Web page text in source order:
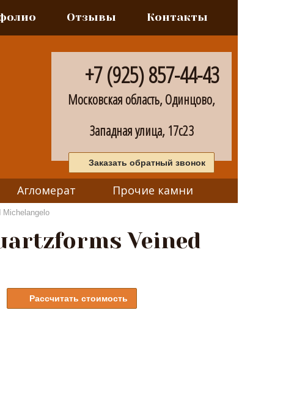
Отзывы Контакты
+7 (925) 857-44-43
Московская область, Одинцово,
Западная улица, 17с23
Заказать обратный звонок
Агломерат Прочие камни
Michelangelo
Veined
Рассчитать стоимость